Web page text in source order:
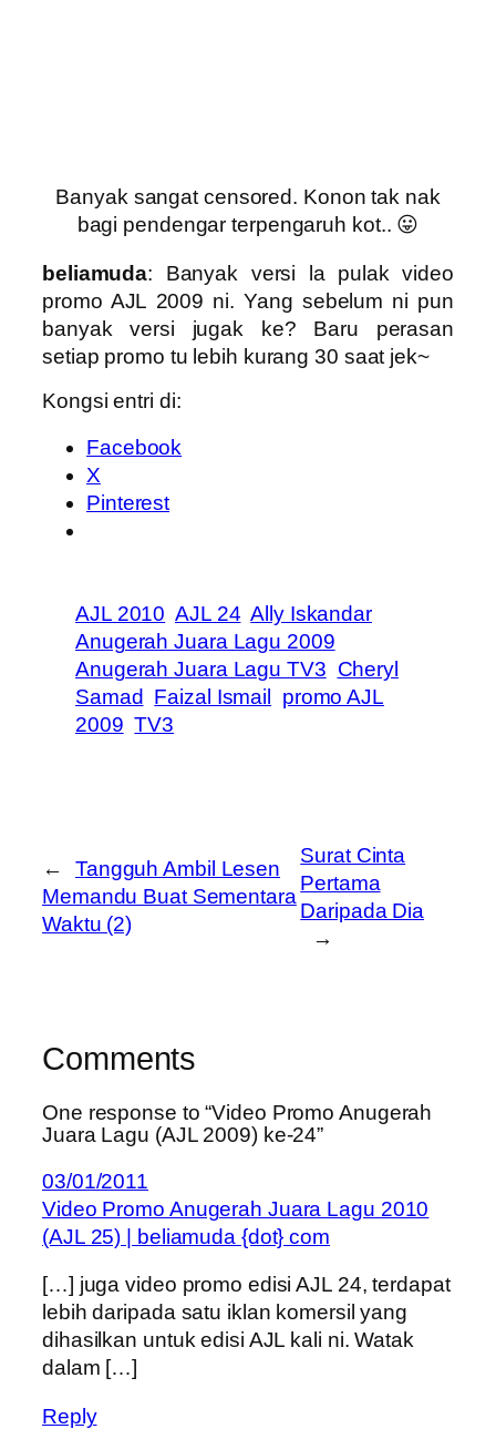
Banyak sangat censored. Konon tak nak
bagi pendengar terpengaruh kot.. 😛
beliamuda: Banyak versi la pulak video
promo AJL 2009 ni. Yang sebelum ni pun
banyak versi jugak ke? Baru perasan
setiap promo tu lebih kurang 30 saat jek~
Kongsi entri di:
Facebook
X
Pinterest
AJL 2010 AJL 24 Ally Iskandar
Anugerah Juara Lagu 2009
Anugerah Juara Lagu TV3 Cheryl
Samad Faizal Ismail promo AJL
2009 TV3
←
Tangguh Ambil Lesen
Memandu Buat Sementara
Waktu (2)
Surat Cinta
Pertama
Daripada Dia
→
Comments
One response to “Video Promo Anugerah
Juara Lagu (AJL 2009) ke-24”
03/01/2011
Video Promo Anugerah Juara Lagu 2010
(AJL 25) | beliamuda {dot} com
[…] juga video promo edisi AJL 24, terdapat
lebih daripada satu iklan komersil yang
dihasilkan untuk edisi AJL kali ni. Watak
dalam […]
Reply